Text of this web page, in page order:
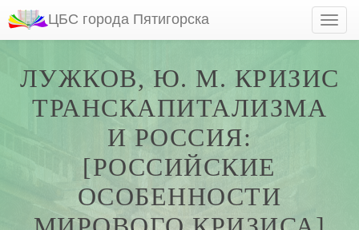
ЦБС города Пятигорска
ЛУЖКОВ, Ю. М. КРИЗИС
ТРАНСКАПИТАЛИЗМА
И РОССИЯ:
[РОССИЙСКИЕ
ОСОБЕННОСТИ